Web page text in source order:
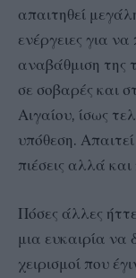
απαιτηθεί
ενέργειες για
αναβάθμιση της
σε σοβαρές και
Αιγαίου, ίσως
υπόθεση.
πιέσεις αλλά
Πόσες άλλες
μια ευκαιρία να
χειρισμοί που